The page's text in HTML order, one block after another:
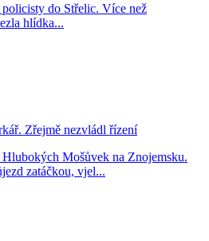
do Střelic. Více než
hlídka...
Zřejmě nezvládl řízení
Mošůvek na Znojemsku.
zatáčkou, vjel...